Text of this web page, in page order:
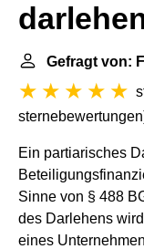
Gefragt von:
sternebewertungen
Ein partiarisches
Sinne von § 488
des Darlehens
eines